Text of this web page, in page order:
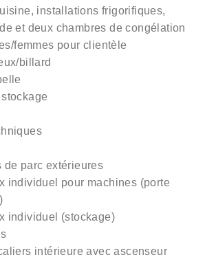
installations frigorifiques,
et deux chambres de congélation
femmes pour clientèle
billard
de parc extérieures
individuel pour machines (porte
individuel (stockage)
intérieure avec ascenseur